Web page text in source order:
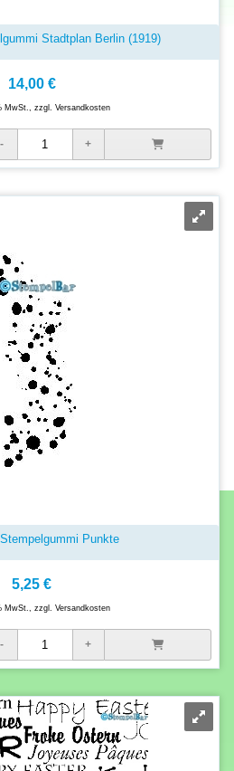
Stadtplan Berlin (1919)
14,00 €
MwSt., zzgl. Versandkosten
Punkte
5,25 €
MwSt., zzgl. Versandkosten